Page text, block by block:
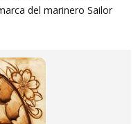
del marinero Sailor